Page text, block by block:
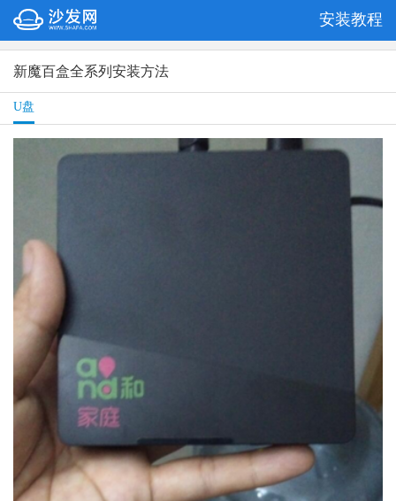
安装教程
新魔百盒全系列安装方法
U盘